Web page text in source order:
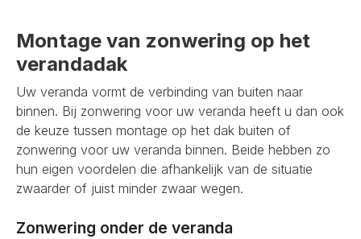
Montage van zonwering op het
verandadak
Uw veranda vormt de verbinding van buiten naar
binnen. Bij zonwering voor uw veranda heeft u dan ook
de keuze tussen montage op het dak buiten of
zonwering voor uw veranda binnen. Beide hebben zo
hun eigen voordelen die afhankelijk van de situatie
zwaarder of juist minder zwaar wegen.
Zonwering onder de veranda